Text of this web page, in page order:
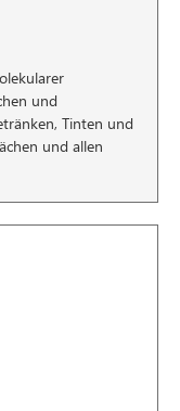
und
Tinten und
und allen